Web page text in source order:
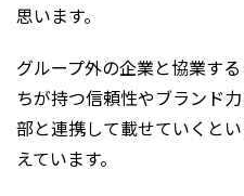
思います。
グループ外の企業と協業す
ちが持つ信頼性やブランド
部と連携して載せていくと
えています。